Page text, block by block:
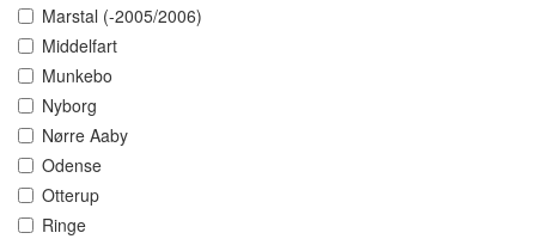
Marstal (-2005/2006)
Middelfart
Munkebo
Nyborg
Nørre Aaby
Odense
Otterup
Ringe